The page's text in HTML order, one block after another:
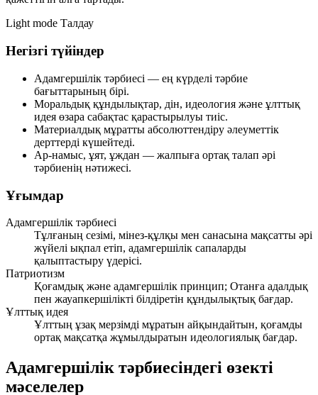
Light mode Талдау
Негізгі түйіндер
Адамгершілік тәрбиесі — ең күрделі тәрбие
бағыттарының бірі.
Моральдық құндылықтар, дін, идеология және ұлттық
идея өзара сабақтас қарастырылуы тиіс.
Материалдық мұратты абсолюттендіру әлеуметтік
дерттерді күшейтеді.
Ар-намыс, ұят, ұждан — жалпыға ортақ талап әрі
тәрбиенің нәтижесі.
Ұғымдар
Адамгершілік тәрбиесі
Тұлғаның сезімі, мінез-құлқы мен санасына мақсатты әрі
жүйелі ықпал етіп, адамгершілік сапаларды
қалыптастыру үдерісі.
Патриотизм
Қоғамдық және адамгершілік принцип; Отанға адалдық
пен жауапкершілікті білдіретін құндылықтық бағдар.
Ұлттық идея
Ұлттың ұзақ мерзімді мұратын айқындайтын, қоғамды
ортақ мақсатқа жұмылдыратын идеологиялық бағдар.
Адамгершілік тәрбиесіндегі өзекті
мәселелер